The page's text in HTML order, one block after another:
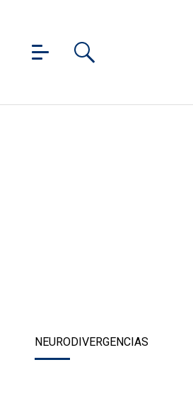
NEURODIVERGENCIAS